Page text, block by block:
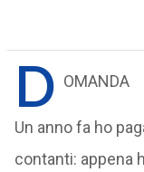
D OMANDA
Un anno fa ho
contanti: appena